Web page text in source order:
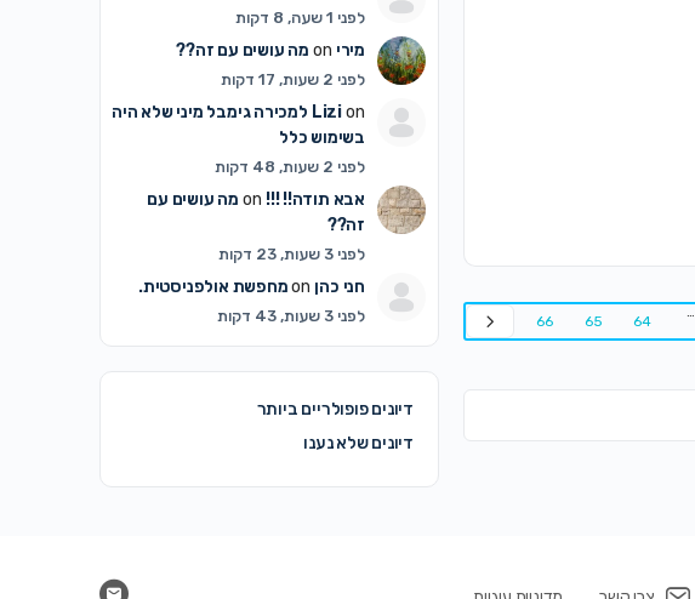
…
64
65
66
לפני 1 שעה, 8 דקות
מירי מה עושים עם זה??
לפני 2 שעות, 17 דקות
Lizion
למכירה גימבל מיני שלא היה
בשימוש כלל
לפני 2 שעות, 48 דקות
אבא תודה!! !!!
מה עושים עם
זה??
לפני 3 שעות, 23 דקות
חני כהן מחפשת אולפניסטית.
לפני 3 שעות, 43 דקות
דיונים פופולריים ביותר
דיונים שלא נענו